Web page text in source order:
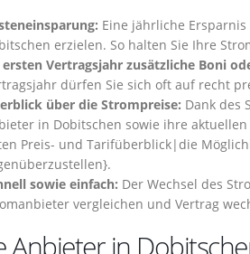
Eine jährliche
erzielen. So halten Sie Ihre
Vertragsjahr zusätzliche Boni
dürfen Sie sich oft auf recht
über die Strompreise: Dank des
in Dobitschen sowie ihre
Preis- und Tarifüberblick|die
sowie einfach: Der Wechsel des
vergleichen und Vertrag
Anbieter in